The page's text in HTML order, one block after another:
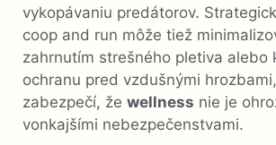
vykopávaniu predátorov.
coop and run môže tiež
zahrnutím strešného pletiva alebo
ochranu pred vzdušnými
zabezpečí, že wellness nie je
vonkajšími nebezpečenstvami.